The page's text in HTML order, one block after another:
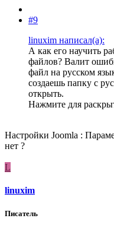
#9
linuxim написал(а):
А как его научить
файлов? Валит
файл на русском
создаешь папку с
открыть.
Нажмите для
Настройки Joomla :
нет ?
L
linuxim
Писатель